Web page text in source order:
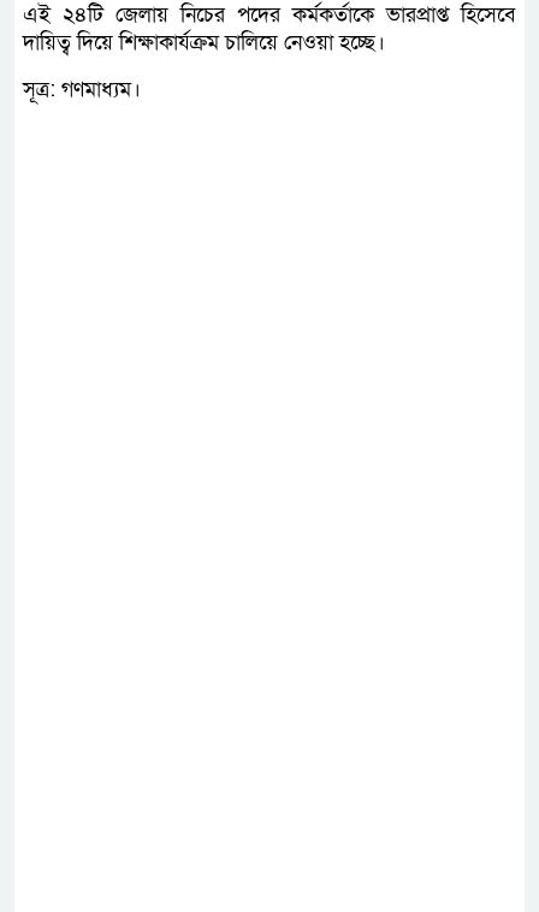
এই ২৪টি জেলায় নিচের পদের কর্মকর্তাকে ভারপ্রাপ্ত হিসেবে
দায়িত্ব দিয়ে শিক্ষাকার্যক্রম চালিয়ে নেওয়া হচ্ছে।
সূত্র: গণমাধ্যম।